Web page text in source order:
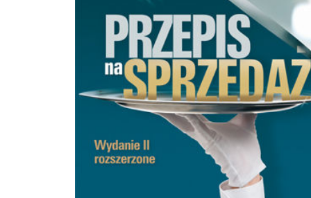
urzędu, własną satysfakcję przy obsługiwaniu trudnych klientów — o tym pisze
swojej najnowszej książce Radosław Hancewicz. Przypomina też o tym, co dla
najważniejsze, że "profesjonalny urzędnik nie może być bezbronny".
ludzie, bywają różni. Są oczywiście i tacy, którym z jakiegoś powodu "nie
pracują w urzędzie, bo nie znaleźli innej pracy, nie lubią swojego zajęcia, chcą
spokoju przeczekać do emerytury… Jeśli należysz do którejś z tych kategorii,
tej książki! Natomiast koniecznie po nią sięgnij, jeżeli widzisz sens swojej pracy i
Cię to, że na co dzień pomagasz ludziom w "obsłudze" państwa. W książce
szereg narzędzi, które pozwolą Ci zwiększyć osobistą skuteczność w relacji z
klientami, w tym także tzw. klientami trudnymi. Warto to zrobić - wówczas
zajęcie nabierze nowych barw, klienci nagrodzą Cię uśmiechem, będziesz
dzień z poczuciem dobrze wykonanego obowiązku. A przecież to właśnie ona
satysfakcja - uskrzydla nas jako pracowników! Patron medialny: